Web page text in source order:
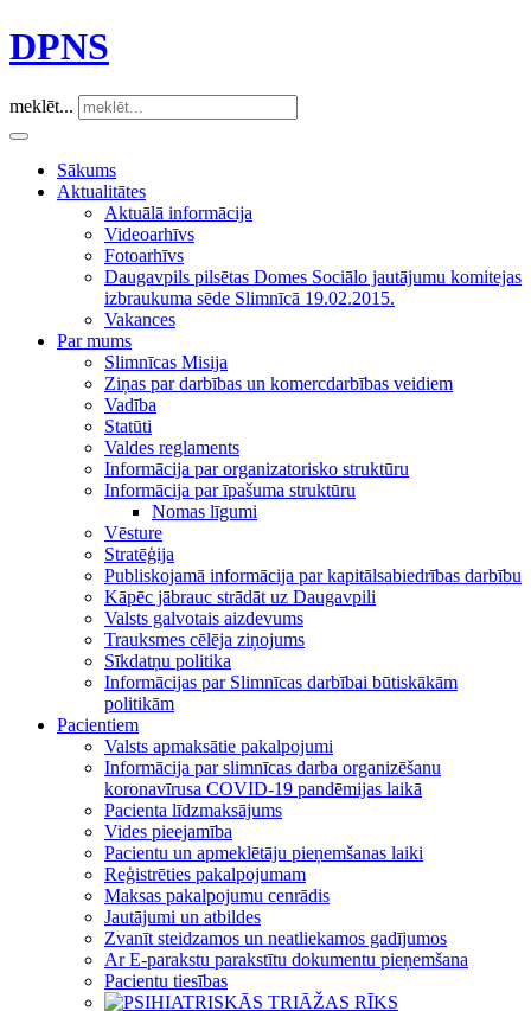
DPNS
meklēt...
Sākums
Aktualitātes
Aktuālā informācija
Videoarhīvs
Fotoarhīvs
Daugavpils pilsētas Domes Sociālo jautājumu komitejas
izbraukuma sēde Slimnīcā 19.02.2015.
Vakances
Par mums
Slimnīcas Misija
Ziņas par darbības un komercdarbības veidiem
Vadība
Statūti
Valdes reglaments
Informācija par organizatorisko struktūru
Informācija par īpašuma struktūru
Nomas līgumi
Vēsture
Stratēģija
Publiskojamā informācija par kapitālsabiedrības darbību
Kāpēc jābrauc strādāt uz Daugavpili
Valsts galvotais aizdevums
Trauksmes cēlēja ziņojums
Sīkdatņu politika
Informācijas par Slimnīcas darbībai būtiskākām
politikām
Pacientiem
Valsts apmaksātie pakalpojumi
Informācija par slimnīcas darba organizēšanu
koronavīrusa COVID-19 pandēmijas laikā
Pacienta līdzmaksājums
Vides pieejamība
Pacientu un apmeklētāju pieņemšanas laiki
Reģistrēties pakalpojumam
Maksas pakalpojumu cenrādis
Jautājumi un atbildes
Zvanīt steidzamos un neatliekamos gadījumos
Ar E-parakstu parakstītu dokumentu pieņemšana
Pacientu tiesības